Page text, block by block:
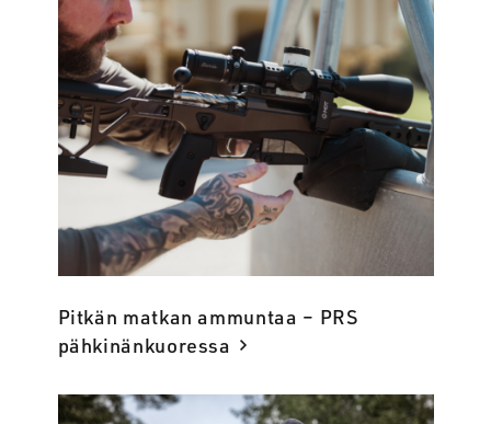
Pitkän matkan ammuntaa – PRS
pähkinänkuoressa